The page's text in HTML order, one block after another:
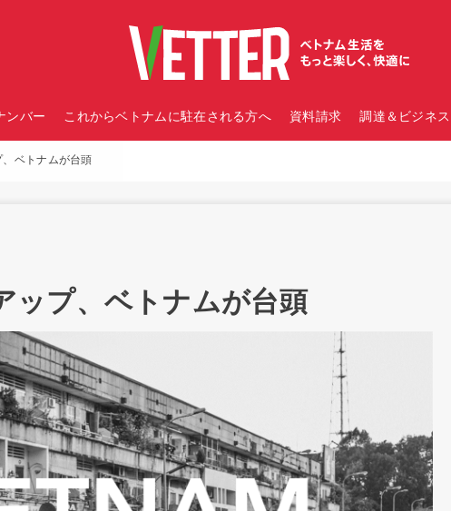
ンバー これからベトナムに駐在される方へ 資料請求 調達＆ビジネ
ベトナムが台頭
ップ、ベトナムが台頭